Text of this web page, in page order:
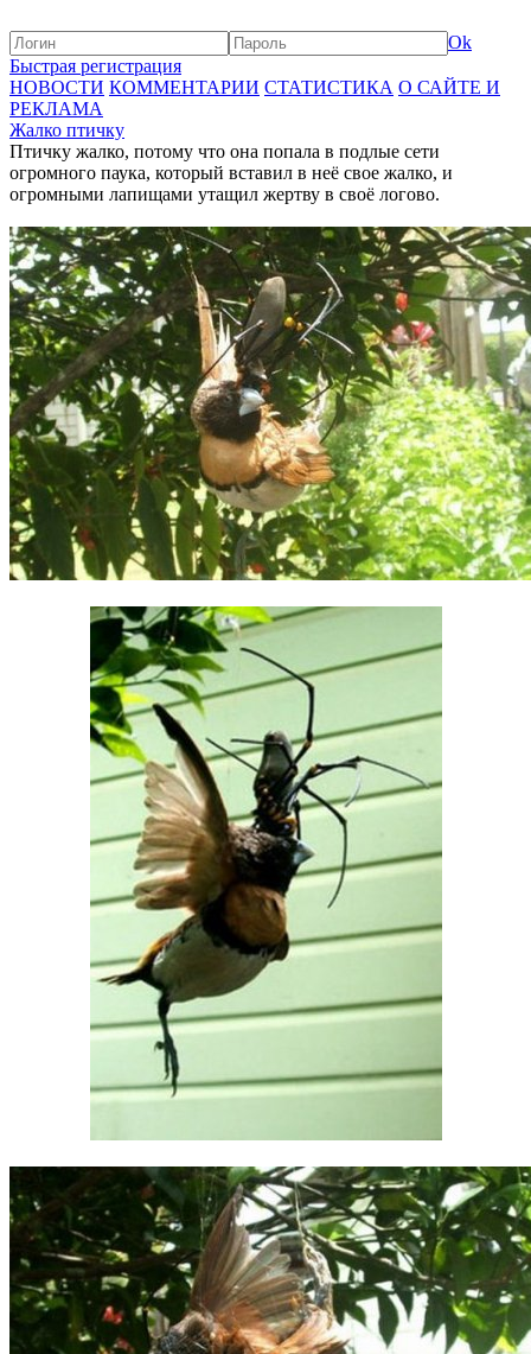
Ok
Быстрая регистрация
НОВОСТИ КОММЕНТАРИИ СТАТИСТИКА О САЙТЕ И
РЕКЛАМА
Жалко птичку
Птичку жалко, потому что она попала в подлые сети
огромного паука, который вставил в неё свое жалко, и
огромными лапищами утащил жертву в своё логово.